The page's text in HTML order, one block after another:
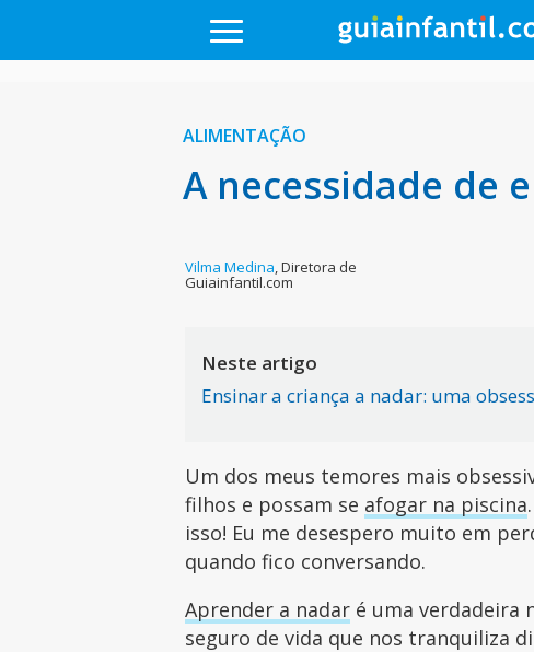
ALIMENTAÇÃO
A necessidade de
Vilma Medina,Diretora de
Guiainfantil.com
Neste artigo
Ensinar a criança a nadar: uma
Um dos meus temores mais
filhos e possam se afogar na piscina
isso! Eu me desespero muito em
quando fico conversando.
Aprender a nadar é uma verdadeira
seguro de vida que nos tranquiliza